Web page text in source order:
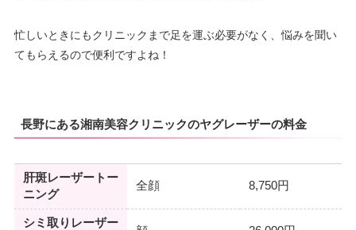
忙しいときにもクリニックまで足を運ぶ必要がなく、悩みを聞い
てもらえるので便利ですよね！
長野にある湘南美容クリニックのヤグレーザーの料金
肝斑レーザートー
ニング
全顔 8,750円
シミ取りレーザー